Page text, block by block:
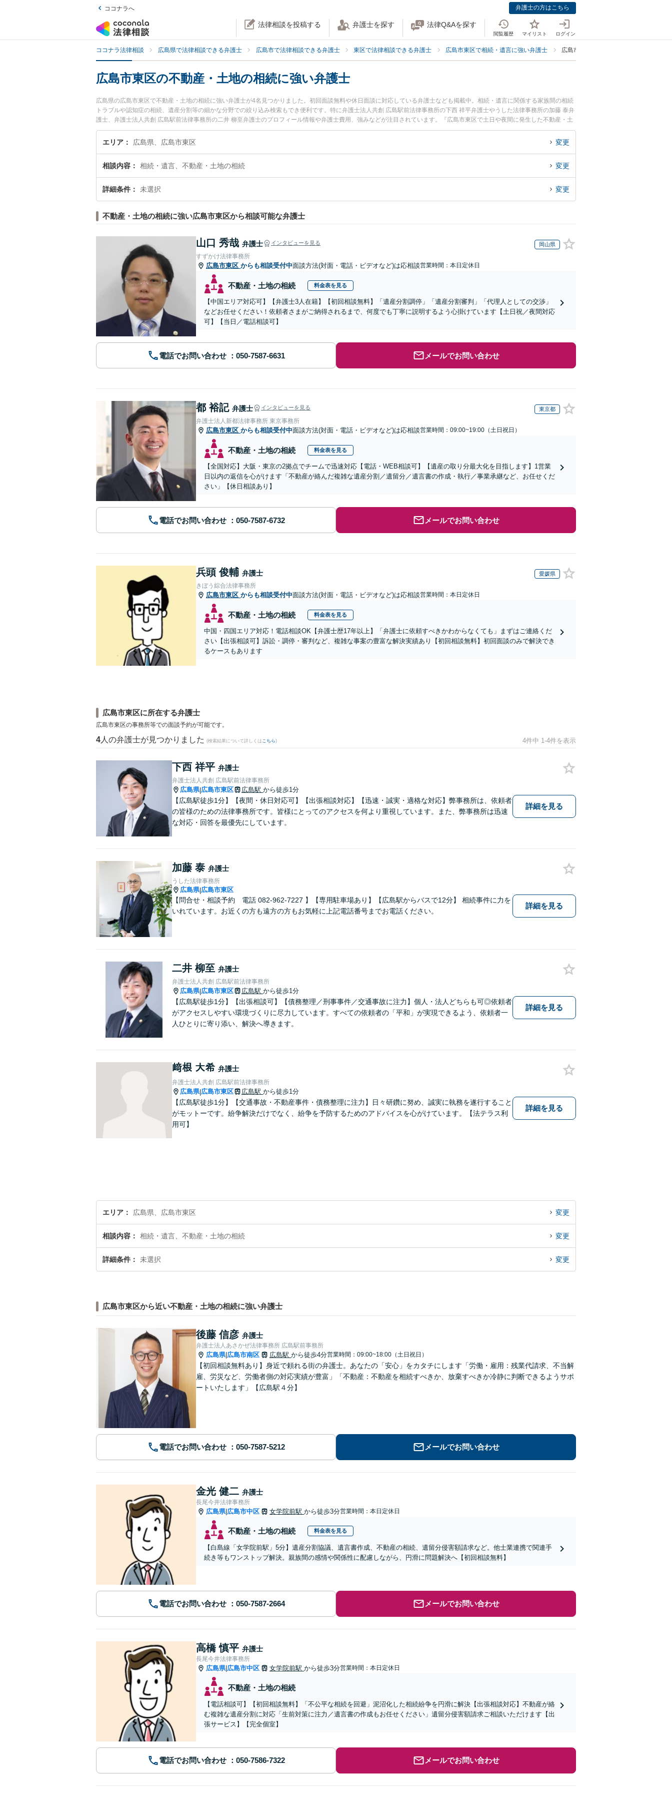
ココナラへ 弁護士の方はこちら
法律相談を投稿する 弁護士を探す 法律Q&Aを探す
閲覧履歴 マイリスト ログイン
ココナラ法律相談 広島県で法律相談できる弁護士 広島市で法律相談できる弁護士 東区で法律相談できる弁護士 広島市東区で相続・遺言に強い弁護士 広島市東区で不動産・土地の相続に強い
広島市東区の不動産・土地の相続に強い弁護士
広島県の広島市東区で不動産・土地の相続に強い弁護士が4名見つかりました。初回面談無料や休日面談に対応している弁護士なども掲載中。相続・遺言に関係する家族間の相続
トラブルや認知症の相続、遺産分割等の細かな分野での絞り込み検索もでき便利です。特に弁護士法人共創 広島駅前法律事務所の下西 祥平弁護士やうした法律事務所の加藤 泰弁
護士、弁護士法人共創 広島駅前法律事務所の二井 柳至弁護士のプロフィール情報や弁護士費用、強みなどが注目されています。『広島市東区で土日や夜間に発生した不動産・土
地の相続のトラブルを今すぐに弁護士に相談したい』『不動産・土地の相続のトラブル解決の実績豊富な近くの弁護士を検索したい』『初回相談無料で不動産・土地の相続を法律
相談できる広島市東区内の弁護士に相談予約したい』などでお困りの相談者さんにおすすめです。
エリア 広島県、広島市東区 変更
相談内容 相続・遺言、不動産・土地の相続 変更
詳細条件 未選択 変更
不動産・土地の相続に強い広島市東区から相談可能な弁護士
山口 秀哉 弁護士 インタビューを見る 岡山県
すずかけ法律事務所
広島市東区 からも相談受付中面談方法(対面・電話・ビデオなど)は応相談営業時間：本日定休日
不動産・土地の相続 料金表を見る
【中国エリア対応可】【弁護士3人在籍】【初回相談無料】「遺産分割調停」「遺産分割審判」「代理人としての交渉」
などお任せください！依頼者さまがご納得されるまで、何度でも丁寧に説明するよう心掛けています【土日祝／夜間対応
可】【当日／電話相談可】
電話でお問い合わせ メールでお問い合わせ
都 裕記 弁護士 インタビューを見る 東京都
弁護士法人新都法律事務所 東京事務所
広島市東区 からも相談受付中面談方法(対面・電話・ビデオなど)は応相談営業時間：09:00~19:00（土日祝日）
不動産・土地の相続 料金表を見る
【全国対応】大阪・東京の2拠点でチームで迅速対応【電話・WEB相談可】【遺産の取り分最大化を目指します】1営業
日以内の返信を心がけます「不動産が絡んだ複雑な遺産分割／遺留分／遺言書の作成・執行／事業承継など、お任せくだ
さい」【休日相談あり】
電話でお問い合わせ メールでお問い合わせ
兵頭 俊輔 弁護士 愛媛県
きぼう綜合法律事務所
広島市東区 からも相談受付中面談方法(対面・電話・ビデオなど)は応相談営業時間：本日定休日
不動産・土地の相続 料金表を見る
中国・四国エリア対応！電話相談OK【弁護士歴17年以上】「弁護士に依頼すべきかわからなくても」まずはご連絡くだ
さい【出張相談可】訴訟・調停・審判など、複雑な事案の豊富な解決実績あり【初回相談無料】初回面談のみで解決でき
るケースもあります
広島市東区に所在する弁護士
広島市東区の事務所等での面談予約が可能です。
4 人の弁護士が見つかりました (検索結果について詳しくは こちら) 4件中 1-4件を表示
下西 祥平 弁護士
弁護士法人共創 広島駅前法律事務所
広島県|広島市東区 広島駅 から徒歩1分
【広島駅徒歩1分】【夜間・休日対応可】【出張相談対応】【迅速・誠実・適格な対応】弊事務所は、依頼者
の皆様のための法律事務所です。皆様にとってのアクセスを何より重視しています。また、弊事務所は迅速
な対応・回答を最優先にしています。
詳細を見る
加藤 泰 弁護士
うした法律事務所
広島県|広島市東区
【問合せ・相談予約 電話 082-962-7227 】【専用駐車場あり】【広島駅からバスで12分】 相続事件に力を
いれています。お近くの方も遠方の方もお気軽に上記電話番号までお電話ください。
詳細を見る
二井 柳至 弁護士
弁護士法人共創 広島駅前法律事務所
広島県|広島市東区 広島駅 から徒歩1分
【広島駅徒歩1分】【出張相談可】【債務整理／刑事事件／交通事故に注力】個人・法人どちらも可◎依頼者
がアクセスしやすい環境づくりに尽力しています。すべての依頼者の「平和」が実現できるよう、依頼者一
人ひとりに寄り添い、解決へ導きます。
詳細を見る
﨑根 大希 弁護士
弁護士法人共創 広島駅前法律事務所
広島県|広島市東区 広島駅 から徒歩1分
【広島駅徒歩1分】【交通事故・不動産事件・債務整理に注力】日々研鑽に努め、誠実に執務を遂行すること
がモットーです。紛争解決だけでなく、紛争を予防するためのアドバイスを心がけています。【法テラス利
用可】
詳細を見る
エリア 広島県、広島市東区 変更
相談内容 相続・遺言、不動産・土地の相続 変更
詳細条件 未選択 変更
広島市東区から近い不動産・土地の相続に強い弁護士
後藤 信彦 弁護士
弁護士法人あさかぜ法律事務所 広島駅前事務所
広島県| 広島市南区 広島駅 から徒歩4分営業時間：09:00~18:00（土日祝日）
【初回相談無料あり】身近で頼れる街の弁護士。あなたの「安心」をカタチにします「労働・雇用：残業代請求、不当解
雇、労災など、労働者側の対応実績が豊富」「不動産：不動産を相続すべきか、放棄すべきか冷静に判断できるようサポ
ートいたします」【広島駅４分】
電話でお問い合わせ メールでお問い合わせ
金光 健二 弁護士
長尾今井法律事務所
広島県| 広島市中区 女学院前駅 から徒歩3分営業時間：本日定休日
不動産・土地の相続 料金表を見る
【白島線「女学院前駅」5分】遺産分割協議、遺言書作成、不動産の相続、遺留分侵害額請求など。他士業連携で関連手
続き等もワンストップ解決。親族間の感情や関係性に配慮しながら、円滑に問題解決へ【初回相談無料】
電話でお問い合わせ メールでお問い合わせ
高橋 慎平 弁護士
長尾今井法律事務所
広島県| 広島市中区 女学院前駅 から徒歩3分営業時間：本日定休日
不動産・土地の相続
【電話相談可】【初回相談無料】「不公平な相続を回避」泥沼化した相続紛争を円滑に解決【出張相談対応】不動産が絡
む複雑な遺産分割に対応「生前対策に注力／遺言書の作成もお任せください」遺留分侵害額請求ご相談いただけます【出
張サービス】【完全個室】
電話でお問い合わせ メールでお問い合わせ